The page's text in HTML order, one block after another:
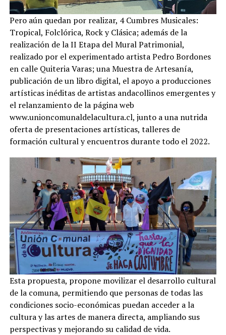
Pero aún quedan por realizar, 4 Cumbres Musicales:
Tropical, Folclórica, Rock y Clásica; además de la
realización de la II Etapa del Mural Patrimonial,
realizado por el experimentado artista Pedro Bordones
en calle Quiteria Varas; una Muestra de Artesanía,
publicación de un libro digital, el apoyo a producciones
artísticas inéditas de artistas andacollinos emergentes y
el relanzamiento de la página web
www.unioncomunaldelacultura.cl, junto a una nutrida
oferta de presentaciones artísticas, talleres de
formación cultural y encuentros durante todo el 2022.
Esta propuesta, propone movilizar el desarrollo cultural
de la comuna, permitiendo que personas de todas las
condiciones socio-económicas puedan acceder a la
cultura y las artes de manera directa, ampliando sus
perspectivas y mejorando su calidad de vida.